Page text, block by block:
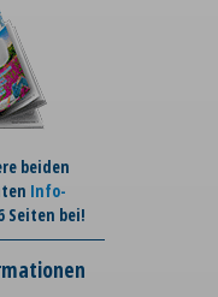
beiden
Info-
Seiten bei!